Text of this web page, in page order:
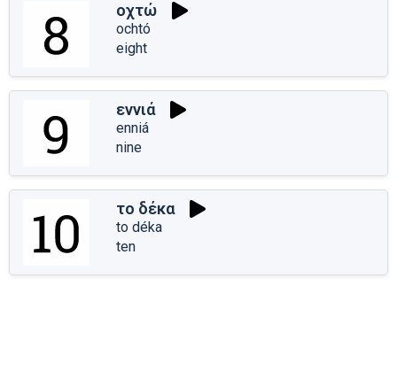
οχτώ
ochtó
eight
εννιά
enniá
nine
το δέκα
to déka
ten